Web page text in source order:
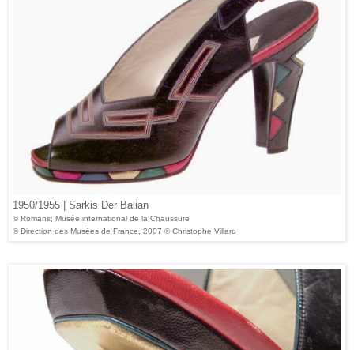
1950/1955 | Sarkis Der Balian
© Romans; Musée international de la Chaussure
© Direction des Musées de France, 2007 © Christophe Villard